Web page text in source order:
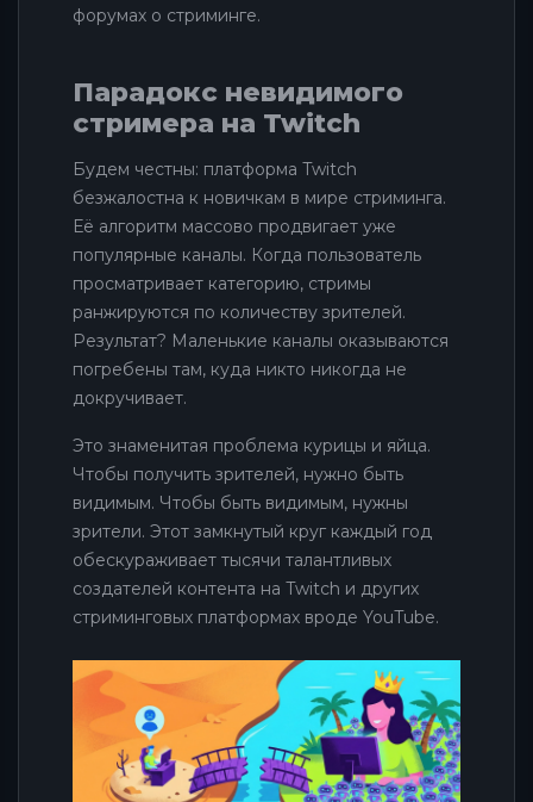
форумах о стриминге.
Парадокс невидимого
стримера на Twitch
Будем честны: платформа Twitch
безжалостна к новичкам в мире стриминга.
Её алгоритм массово продвигает уже
популярные каналы. Когда пользователь
просматривает категорию, стримы
ранжируются по количеству зрителей.
Результат? Маленькие каналы оказываются
погребены там, куда никто никогда не
докручивает.
Это знаменитая проблема курицы и яйца.
Чтобы получить зрителей, нужно быть
видимым. Чтобы быть видимым, нужны
зрители. Этот замкнутый круг каждый год
обескураживает тысячи талантливых
создателей контента на Twitch и других
стриминговых платформах вроде YouTube.